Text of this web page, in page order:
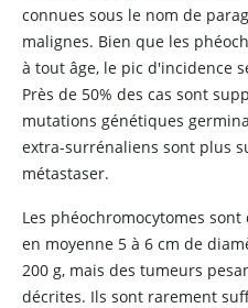
connues sous le nom de
malignes. Bien que les
à tout âge, le pic d'incidence
Près de 50% des cas sont
mutations génétiques
extra-surrénaliens sont plus
métastaser.
Les phéochromocytomes
en moyenne 5 à 6 cm de
200 g, mais des tumeurs
décrites. Ils sont rarement